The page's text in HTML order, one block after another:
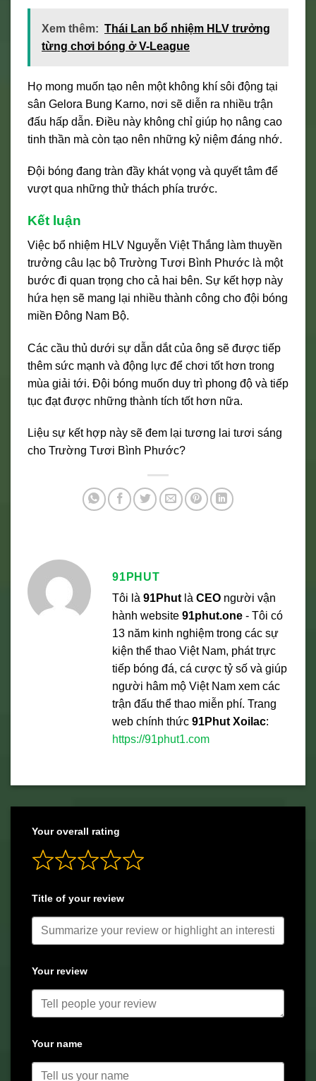
Xem thêm: Thái Lan bổ nhiệm HLV trưởng
từng chơi bóng ở V-League
Họ mong muốn tạo nên một không khí sôi động tại
sân Gelora Bung Karno, nơi sẽ diễn ra nhiều trận
đấu hấp dẫn. Điều này không chỉ giúp họ nâng cao
tinh thần mà còn tạo nên những kỷ niệm đáng nhớ.
Đội bóng đang tràn đầy khát vọng và quyết tâm để
vượt qua những thử thách phía trước.
Kết luận
Việc bổ nhiệm HLV Nguyễn Việt Thắng làm thuyền
trưởng câu lạc bộ Trường Tươi Bình Phước là một
bước đi quan trọng cho cả hai bên. Sự kết hợp này
hứa hẹn sẽ mang lại nhiều thành công cho đội bóng
miền Đông Nam Bộ.
Các cầu thủ dưới sự dẫn dắt của ông sẽ được tiếp
thêm sức mạnh và động lực để chơi tốt hơn trong
mùa giải tới. Đội bóng muốn duy trì phong độ và tiếp
tục đạt được những thành tích tốt hơn nữa.
Liệu sự kết hợp này sẽ đem lại tương lai tươi sáng
cho Trường Tươi Bình Phước?
91PHUT
Tôi là 91Phut là CEO người vận
hành website 91phut.one - Tôi có
13 năm kinh nghiệm trong các sự
kiện thể thao Việt Nam, phát trực
tiếp bóng đá, cá cược tỷ số và giúp
người hâm mộ Việt Nam xem các
trận đấu thể thao miễn phí. Trang
web chính thức 91Phut Xoilac:
https://91phut1.com
Your overall rating
Title of your review
Your review
Your name